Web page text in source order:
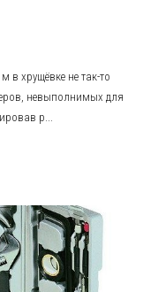
хрущёвке не так-то
невыполнимых для
р...